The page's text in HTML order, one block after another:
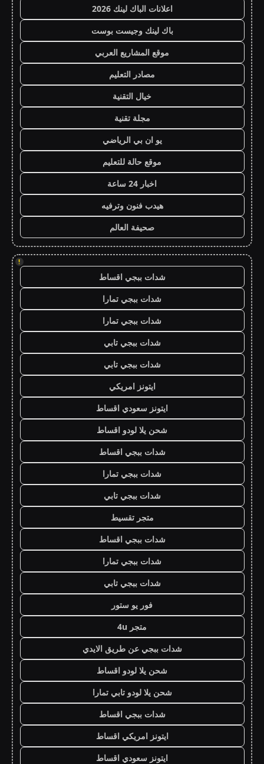
اعلانات الباك لينك 2026
باك لينك وجيست بوست
موقع المشاريع العربي
مصادر التعليم
خيال التقنية
مجلة تقنية
يو ان بي الرياضي
موقع حالة للتعليم
اخبار 24 ساعة
هيدب فنون وترفيه
صحيفة العالم
!
شدات ببجي اقساط
شدات ببجي تمارا
شدات ببجي تمارا
شدات ببجي تابي
شدات ببجي تابي
ايتونز امريكي
ايتونز سعودي اقساط
شحن يلا لودو اقساط
شدات ببجي اقساط
شدات ببجي تمارا
شدات ببجي تابي
متجر تقسيط
شدات ببجي اقساط
شدات ببجي تمارا
شدات ببجي تابي
فور يو ستور
متجر 4u
شدات ببجي عن طريق الايدي
شحن يلا لودو اقساط
شحن يلا لودو تابي تمارا
شدات ببجي اقساط
ايتونز امريكي اقساط
ايتونز سعودي اقساط